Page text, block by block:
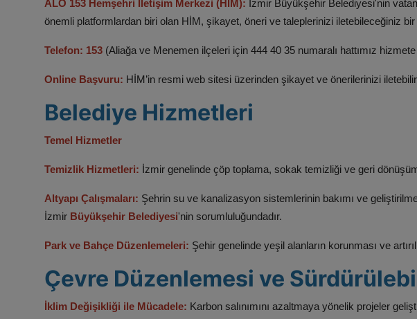
ALO 153 Hemşehri İletişim Merkezi (HİM): İzmir Büyükşehir Belediyesi'nin
önemli platformlardan biri olan HİM, şikayet, öneri ve taleplerinizi iletebileceğiniz bir
Telefon: 153 (Aliağa ve Menemen ilçeleri için 444 40 35 numaralı hattımız
Online Başvuru: HİM’in resmi web sitesi üzerinden şikayet ve önerilerinizi
Belediye Hizmetleri
Temel Hizmetler
Temizlik Hizmetleri: İzmir genelinde çöp toplama, sokak temizliği ve geri
Altyapı Çalışmaları: Şehrin su ve kanalizasyon sistemlerinin bakımı ve
İzmir Büyükşehir Belediyesi'nin sorumluluğundadır.​
Park ve Bahçe Düzenlemeleri: Şehir genelinde yeşil alanların korunması ve
Çevre Düzenlemesi ve
İklim Değişikliği ile Mücadele: Karbon salınımını azaltmaya yönelik projeler